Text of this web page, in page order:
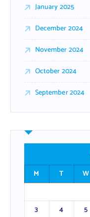
January 2025
December 2024
November 2024
October 2024
September 2024
M
T W
3
4 5